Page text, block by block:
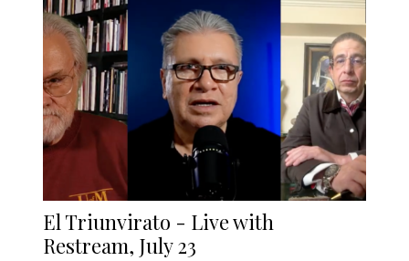
El Triunvirato - Live with
Restream, July 23